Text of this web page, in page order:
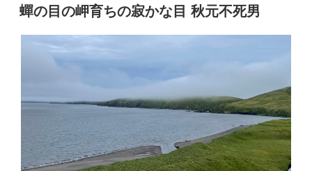
稿
日:
蟬の目の岬育ちの寂かな目 秋元不死男